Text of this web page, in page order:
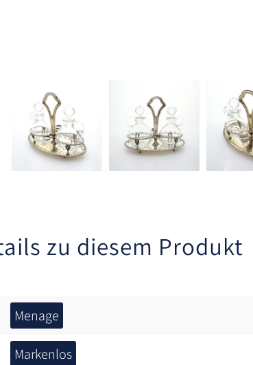
zu diesem Produkt
Menage
Markenlos